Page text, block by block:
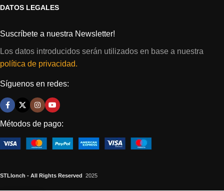
DATOS LEGALES
Suscríbete a nuestra Newsletter!
Los datos introducidos serán utilizados en base a nuestra
política de privacidad.
Síguenos en redes:
Métodos de pago:
STLlonch - All Rights Reserved 2025